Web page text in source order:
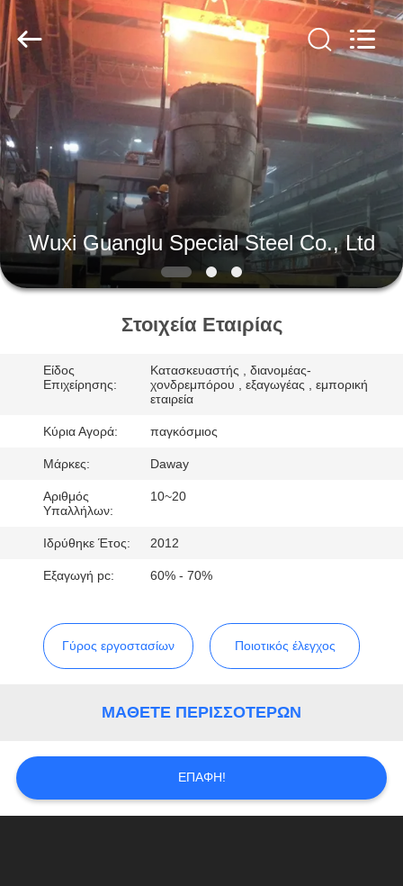
ΣΠΊΤΙ
ΠΡΟΪΌΝΤΑ
ΒΊΝΤΕΟ
ΠΕΡΊΠΟΥ
ΕΜΕΊΣ
ΕΡΓΟΣΤΑΣΊΩΝ
ΠΟΙΟΤΙΚΌΣ
ΈΛΕΓΧΟΣ
ΜΑΣ
ΕΛΆΤΕ
ΖΗΤΉΣΤΕ
ΑΠΌΣΠΑΣΜΑ
SITEMAP
Special
Steel
Co.,
Ltd.
All
Rights
Reserved.
Wuxi Guanglu Special Steel Co., Ltd
Στοιχεία Εταιρίας
Είδος
Επιχείρησης:
Κατασκευαστής , διανομέας-
χονδρεμπόρου , εξαγωγέας , εμπορική
εταιρεία
Κύρια Αγορά: παγκόσμιος
Μάρκες: Daway
Αριθμός
Υπαλλήλων:
10~20
Ιδρύθηκε Έτος: 2012
Εξαγωγή pc: 60% - 70%
Γύρος εργοστασίων Ποιοτικός έλεγχος
ΜΆΘΕΤΕ ΠΕΡΙΣΣΌΤΕΡΩΝ
ΕΠΑΦΉ!